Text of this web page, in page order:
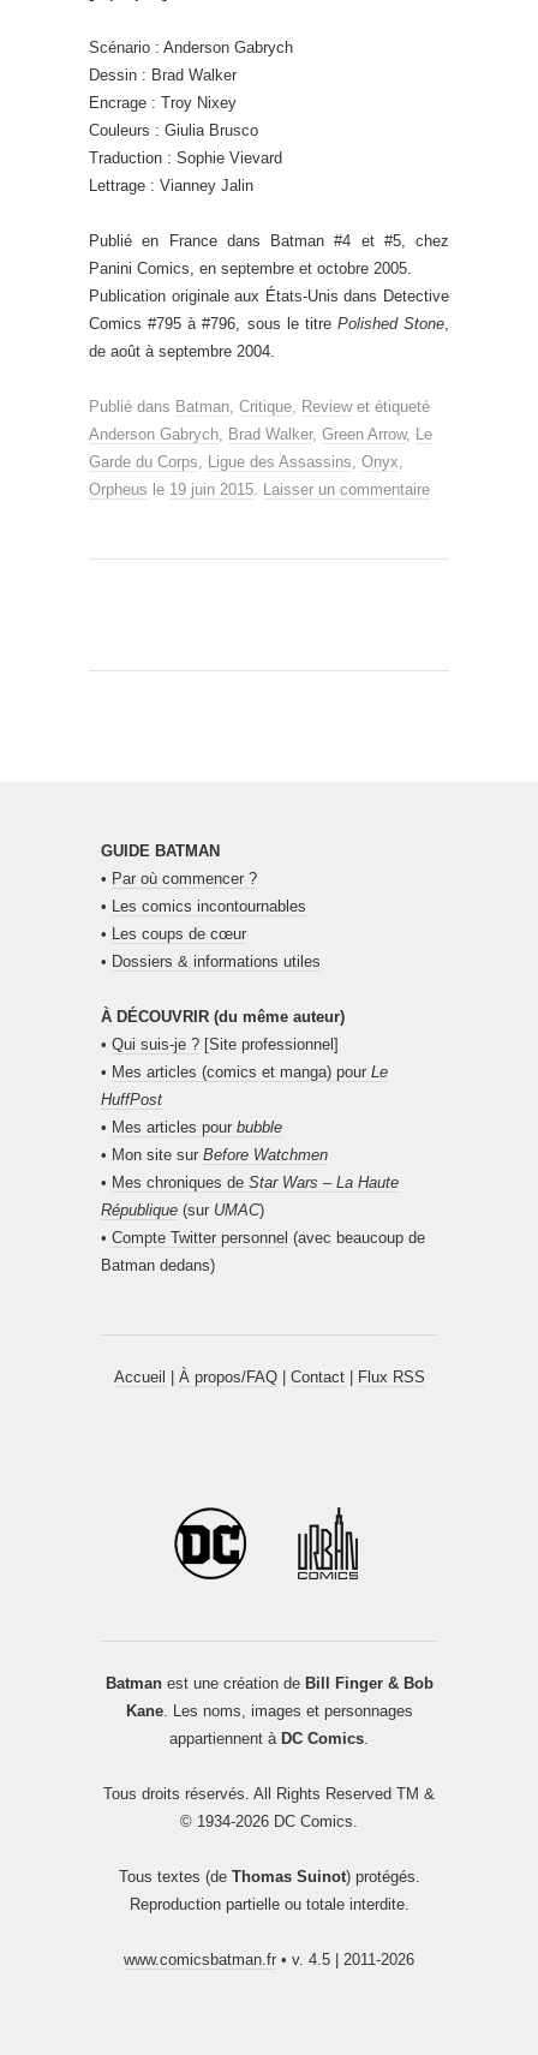
Scénario : Anderson Gabrych
Dessin : Brad Walker
Encrage : Troy Nixey
Couleurs : Giulia Brusco
Traduction : Sophie Vievard
Lettrage : Vianney Jalin
Publié en France dans Batman #4 et #5, chez
Panini Comics, en septembre et octobre 2005.
Publication originale aux États-Unis dans Detective
Comics #795 à #796, sous le titre Polished Stone,
de août à septembre 2004.
Publié dans Batman, Critique, Reviewet étiqueté
Anderson Gabrych, Brad Walker, Green Arrow, Le
Garde du Corps, Ligue des Assassins, Onyx,
Orpheus le 19 juin 2015. Laisser un commentaire
GUIDE BATMAN
• Par où commencer ?
• Les comics incontournables
• Les coups de cœur
• Dossiers & informations utiles
À DÉCOUVRIR (du même auteur)
• Qui suis-je ? [Site professionnel]
• Mes articles (comics et manga) pour Le
HuffPost
• Mes articles pour bubble
• Mon site sur Before Watchmen
• Mes chroniques de Star Wars – La Haute
République (sur UMAC)
• Compte Twitter personnel (avec beaucoup de
Batman dedans)
Accueil À propos/FAQ| Contact| Flux RSS
Batmanest une création de Bill Finger & Bob
Kane. Les noms, images et personnages
appartiennent à DC Comics.
Tous droits réservés. All Rights Reserved TM &
© 1934-2026 DC Comics.
Tous textes (de Thomas Suinot) protégés.
Reproduction partielle ou totale interdite.
www.comicsbatman.fr • v. 4.5 | 2011-2026